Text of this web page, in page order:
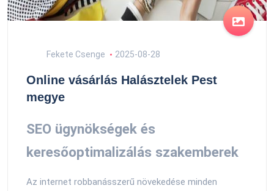
Fekete Csenge 2025-08-28
Online vásárlás Halásztelek Pest
megye
SEO ügynökségek és
keresőoptimalizálás szakemberek
Az internet robbanásszerű növekedése minden